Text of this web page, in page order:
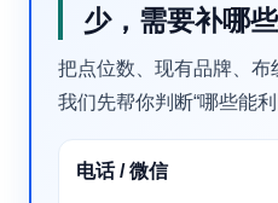
少，需要补哪
把点位数、现有品牌、布
我们先帮你判断“哪些能利
电话 / 微信